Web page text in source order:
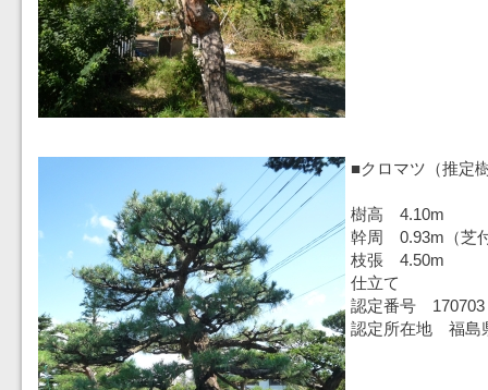
■クロマツ（推定
樹高 4.10m
幹周 0.93m（芝
枝張 4.50m
仕立て
認定番号 170703
認定所在地 福島